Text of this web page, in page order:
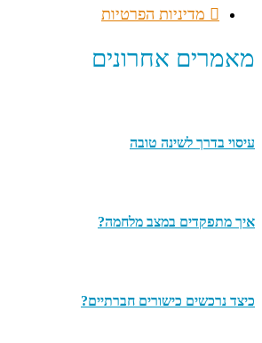
מדיניות הפרטיות
מאמרים אחרונים
עיסוי בדרך לשינה טובה
איך מתפקדים במצב מלחמה?
כיצד נרכשים כישורים חברתיים?